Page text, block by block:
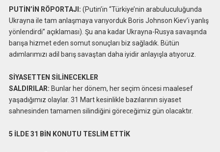
PUTİN’İN RÖPORTAJI: (Putin’in “Türkiye’nin arabuluculuğunda
Ukrayna ile tam anlaşmaya varıyorduk Boris Johnson Kiev’i yanlış
yönlendirdi” açıklaması). Şu ana kadar Ukrayna-Rusya savaşında
barışa hizmet eden somut sonuçları biz sağladık. Bütün
adımlarımızı adil barış savaştan daha iyidir anlayışla atıyoruz.
SİYASETTEN SİLİNECEKLER
SALDIRILAR: Bunlar her dönem, her seçim öncesi maalesef
yaşadığımız olaylar. 31 Mart kesinlikle bazılarının siyaset
sahnesinden tamamen silindiğini göreceğimiz gün olacaktır.
5 İLDE 31 BİN KONUTU TESLİM ETTİK